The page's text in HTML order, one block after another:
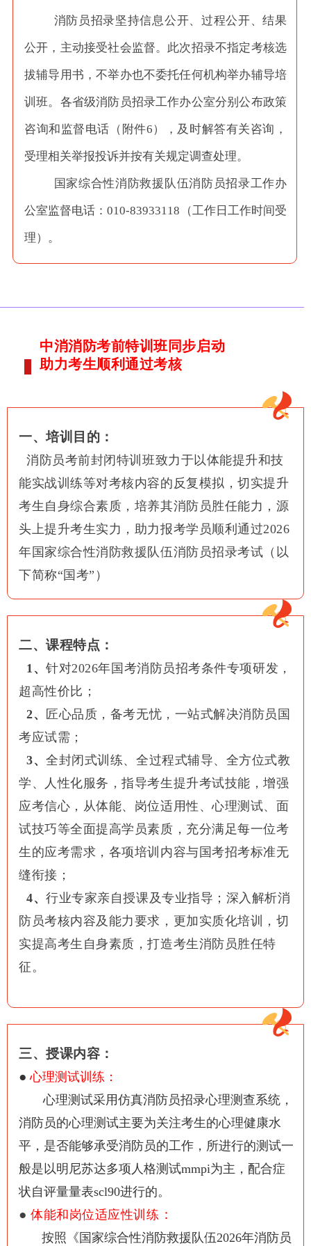
消防员招录坚持信息公开、过程公开、结果
公开，主动接受社会监督。此次招录不指定考核选
拔辅导用书，不举办也不委托任何机构举办辅导培
训班。各省级消防员招录工作办公室分别公布政策
咨询和监督电话（附件6），及时解答有关咨询，
受理相关举报投诉并按有关规定调查处理。
国家综合性消防救援队伍消防员招录工作办
公室监督电话：010-83933118（工作日工作时间受
理）。
中消消防考前特训班同步启动
助力考生顺利通过考核
一、培训目的：
消防员考前封闭特训班致力于以体能提升和技
能实战训练等对考核内容的反复模拟，切实提升
考生自身综合素质，培养其消防员胜任能力，源
头上提升考生实力，助力报考学员顺利通过2026
年国家综合性消防救援队伍消防员招录考试（以
下简称“国考”）
二、课程特点：
1、针对2026年国考消防员招考条件专项研发，
超高性价比；
2、
匠心品质，备考无忧，一站式解决消防员国
考应试需；
3、全封闭式训练、全过程式辅导、全方位式教
学、人性化服务，指导考生提升考试技能，增强
应考信心，从体能、岗位适用性、心理测试、面
试技巧等全面提高学员素质，充分满足每一位考
生的应考需求，各项培训内容与国考招考标准无
缝衔接；
4、行业专家亲自授课及专业指导；深入解析消
防员考核内容及能力要求，更加实质化培训，切
实提高考生自身素质，打造考生消防员胜任特
征。
三、授课内容：
●心理测试训练：
心理测试采用仿真消防员招录心理测查系统，
消防员的心理测试主要为关注考生的心理健康水
平，是否能够承受消防员的工作，所进行的测试一
般是以明尼苏达多项人格测试mmpi为主，配合症
状自评量量表scl90进行的。
●体能和岗位适应性训练 ：
按照《国家综合性消防救援队伍2026年消防员